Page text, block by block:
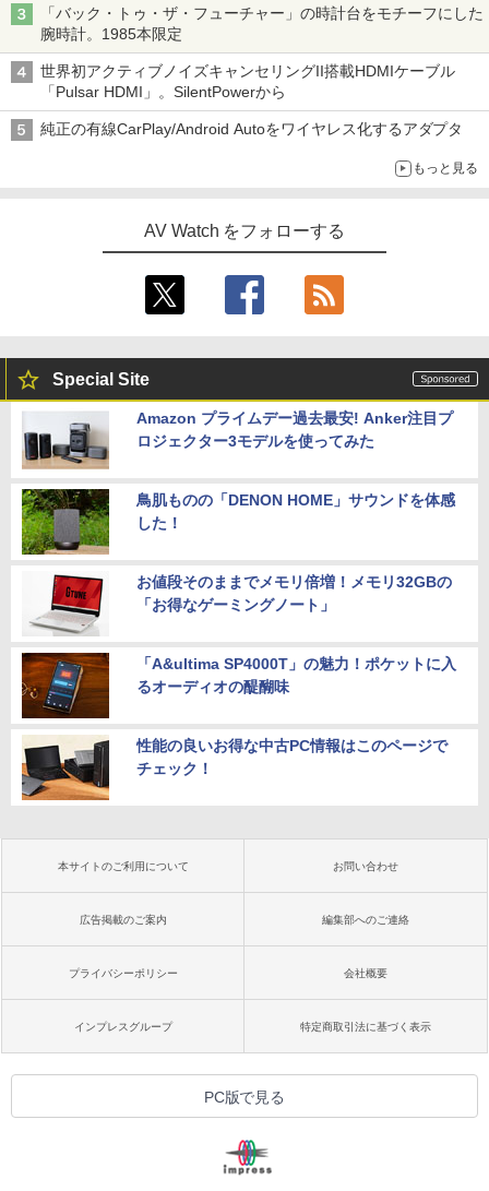
「バック・トゥ・ザ・フューチャー」の時計台をモチーフにした
腕時計。1985本限定
世界初アクティブノイズキャンセリングII搭載HDMIケーブル
「Pulsar HDMI」。SilentPowerから
純正の有線CarPlay/Android Autoをワイヤレス化するアダプタ
もっと見る
AV Watch をフォローする
Special Site
Amazon プライムデー過去最安! Anker注目プ
ロジェクター3モデルを使ってみた
鳥肌ものの「DENON HOME」サウンドを体感
した！
お値段そのままでメモリ倍増！メモリ32GBの
「お得なゲーミングノート」
「A&ultima SP4000T」の魅力！ポケットに入
るオーディオの醍醐味
性能の良いお得な中古PC情報はこのページで
チェック！
本サイトのご利用について お問い合わせ
広告掲載のご案内 編集部へのご連絡
プライバシーポリシー 会社概要
インプレスグループ 特定商取引法に基づく表示
PC版で見る